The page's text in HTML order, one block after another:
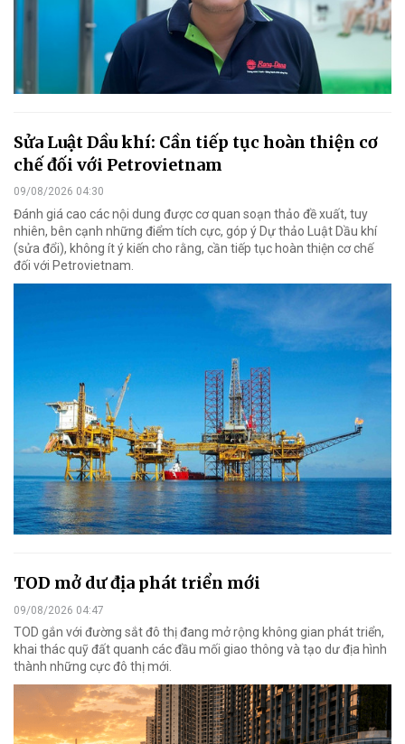
Sửa Luật Dầu khí: Cần tiếp tục hoàn thiện cơ
chế đối với Petrovietnam
09/08/2026 04:30
Đánh giá cao các nội dung được cơ quan soạn thảo đề xuất, tuy
nhiên, bên cạnh những điểm tích cực, góp ý Dự thảo Luật Dầu khí
(sửa đổi), không ít ý kiến cho rằng, cần tiếp tục hoàn thiện cơ chế
đối với Petrovietnam.
TOD mở dư địa phát triển mới
09/08/2026 04:47
TOD gắn với đường sắt đô thị đang mở rộng không gian phát triển,
khai thác quỹ đất quanh các đầu mối giao thông và tạo dư địa hình
thành những cực đô thị mới.